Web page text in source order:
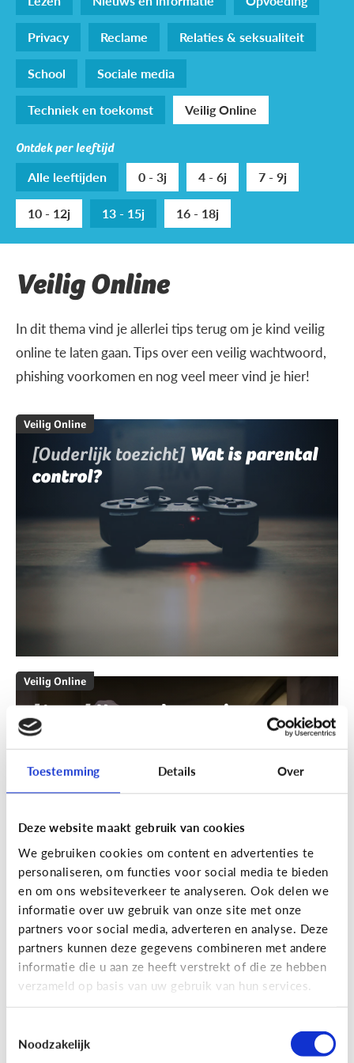
Toestemming Details Over
Deze website maakt gebruik van cookies
We gebruiken cookies om content en advertenties te
personaliseren, om functies voor social media te bieden
en om ons websiteverkeer te analyseren. Ook delen we
informatie over uw gebruik van onze site met onze
partners voor social media, adverteren en analyse. Deze
partners kunnen deze gegevens combineren met andere
informatie die u aan ze heeft verstrekt of die ze hebben
verzameld op basis van uw gebruik van hun services.
Noodzakelijk
Privacy
Reclame
Relaties & seksualiteit
School
Sociale media
Techniek en toekomst
Veilig Online
Ontdek per leeftijd
Alle leeftijden 0 - 3j 4 - 6j
7 - 9j
10 - 12j
13 - 15j 16 - 18j
Veilig Online
In dit thema vind je allerlei tips terug om je kind veilig
online te laten gaan. Tips over een veilig wachtwoord,
phishing voorkomen en nog veel meer vind je hier!
Veilig Online
[Ouderlijk toezicht] Wat is parental
control?
Veilig Online
[Actua]Hoe snel geven jongeren
hun bankkaart in ruil voor geld?
En wat zijn 'geldezels'?
[Hoe werkt het?]Locatiegegevens
delen via de smartphone